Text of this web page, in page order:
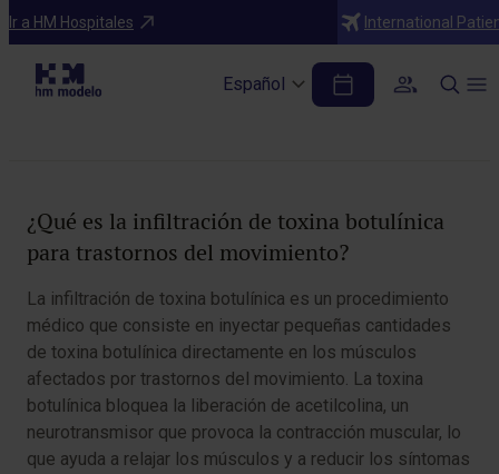
Ir a HM Hospitales International
Español
Diagnósticos
Infiltración de toxina botulínica para
trastornos del movimiento
¿Qué es la infiltración de toxina botulínica
para trastornos del movimiento?
La infiltración de toxina botulínica es un procedimiento
médico que consiste en inyectar pequeñas cantidades
de toxina botulínica directamente en los músculos
afectados por trastornos del movimiento. La toxina
botulínica bloquea la liberación de acetilcolina, un
neurotransmisor que provoca la contracción muscular, lo
que ayuda a relajar los músculos y a reducir los síntomas